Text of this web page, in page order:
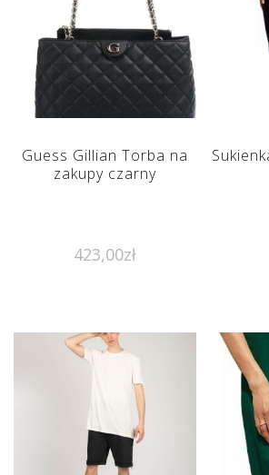
Guess Gillian Torba na
zakupy czarny
423,00zł